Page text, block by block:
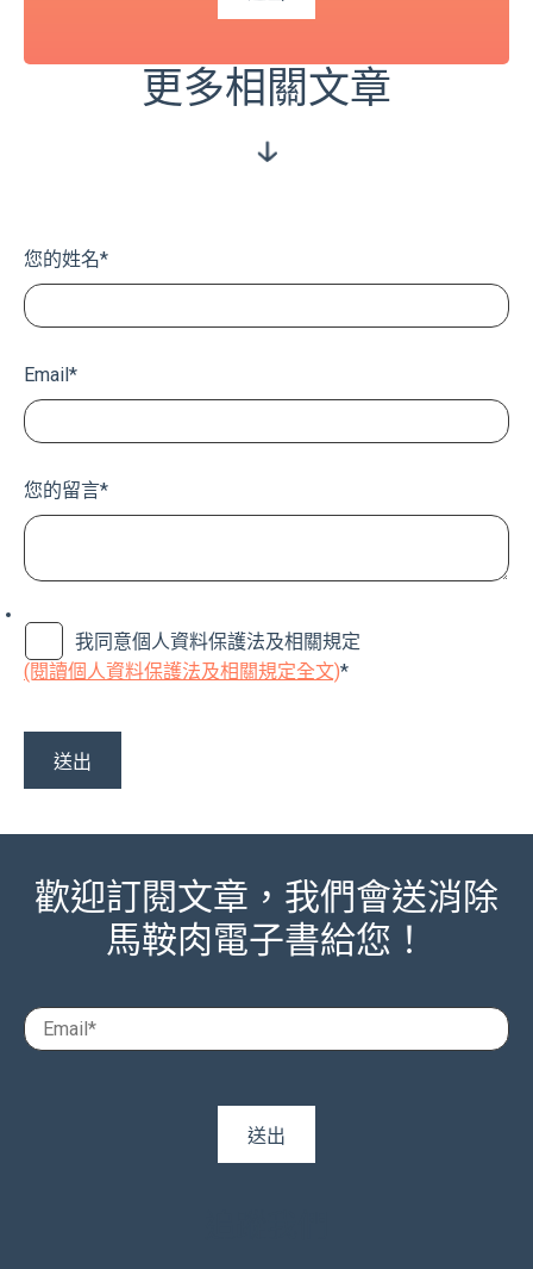
更多相關文章
您的姓名*
Email *
您的留言*
我同意個人資料保護法及相關規定
(閱讀個人資料保護法及相關規定全文)*
歡迎訂閱文章，我們會送消除
馬鞍肉電子書給您！